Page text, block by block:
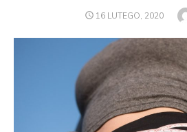
POSTED
16 LUTEGO, 2020